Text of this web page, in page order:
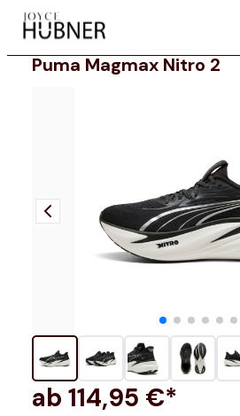
| Schuhe |
Puma Magmax Nitro 2
ab 114,95 €*